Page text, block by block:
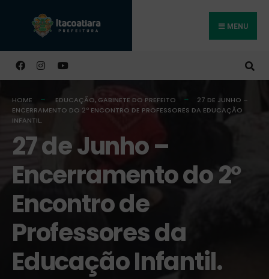
MENU
HOME EDUCAÇÃO, GABINETE DO PREFEITO
27 DE JUNHO –
ENCERRAMENTO DO 2º ENCONTRO DE PROFESSORES DA EDUCAÇÃO
INFANTIL.
27 de Junho –
Encerramento do 2º
Encontro de
Professores da
Educação Infantil.
Buscar